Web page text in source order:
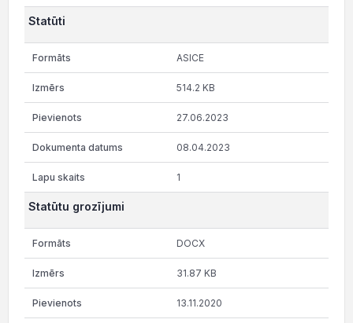
Statūti
ASICE
514.2 KB
27.06.2023
08.04.2023
1
Statūtu grozījumi
DOCX
31.87 KB
13.11.2020